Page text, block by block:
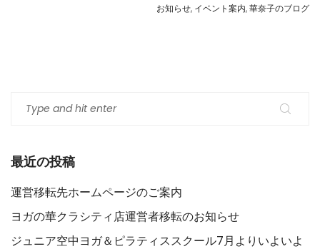
お知らせ, イベント案内,華奈子のブログ
最近の投稿
運営移転先ホームページのご案内
ヨガの華クラシティ店運営者移転のお知らせ
ジュニア空中ヨガ＆ピラティススクール7月よりいよいよ